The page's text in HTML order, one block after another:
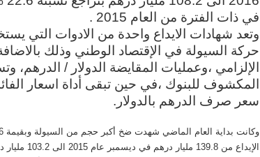
في ذات الفترة من العام 2015 .
وتعد شهادات الايداع واحدة من الادوات التي
حركة السيولة في الإقتصاد الوطني وذلك
الإلزامي ،وعمليات المقايضة الدولار /
المكشوف للبنوك ،في حين تبقى أداة اسعار
سعر صرف الدرهم بالدولار.